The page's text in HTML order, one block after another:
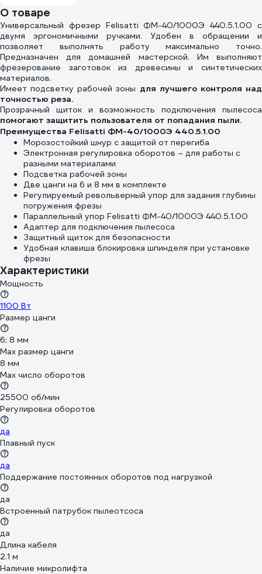
кг GlobalTOOLS
GT-007-114-
0003
О товаре
Универсальный фрезер Felisatti ФМ-40/1000Э 440.5.1.00 с
двумя эргономичными ручками. Удобен в обращении и
позволяет выполнять работу максимально точно.
Предназначен для домашней мастерской. Им выполняют
фрезерование заготовок из древесины и синтетических
материалов.
Имеет подсветку рабочей зоны для лучшего контроля над
точностью реза.
Прозрачный щиток и возможность подключения пылесоса
помогают защитить пользователя от попадания пыли.
Преимущества Felisatti ФМ-40/1000Э 440.5.1.00
Морозостойкий шнур с защитой от перегиба
Электронная регулировка оборотов – для работы с
разными материалами
Подсветка рабочей зоны
Две цанги на 6 и 8 мм в комплекте
Регулируемый револьверный упор для задания глубины
погружения фрезы
Параллельный упор Felisatti ФМ-40/1000Э 440.5.1.00
Адаптер для подключения пылесоса
Защитный щиток для безопасности
Удобная клавиша блокировка шпинделя при установке
фрезы
Характеристики
Мощность
1100 Вт
Размер цанги
6; 8 мм
Мах размер цанги
8 мм
Max число оборотов
25500 об/мин
Регулировка оборотов
да
Плавный пуск
да
Поддержание постоянных оборотов под нагрузкой
да
Встроенный патрубок пылеотсоса
да
Длина кабеля
2.1 м
Наличие микролифта